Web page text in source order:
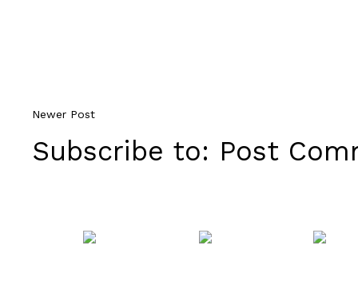
Newer Post
Subscribe to: Post